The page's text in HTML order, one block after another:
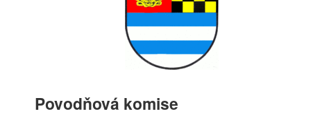
Povodňová komise